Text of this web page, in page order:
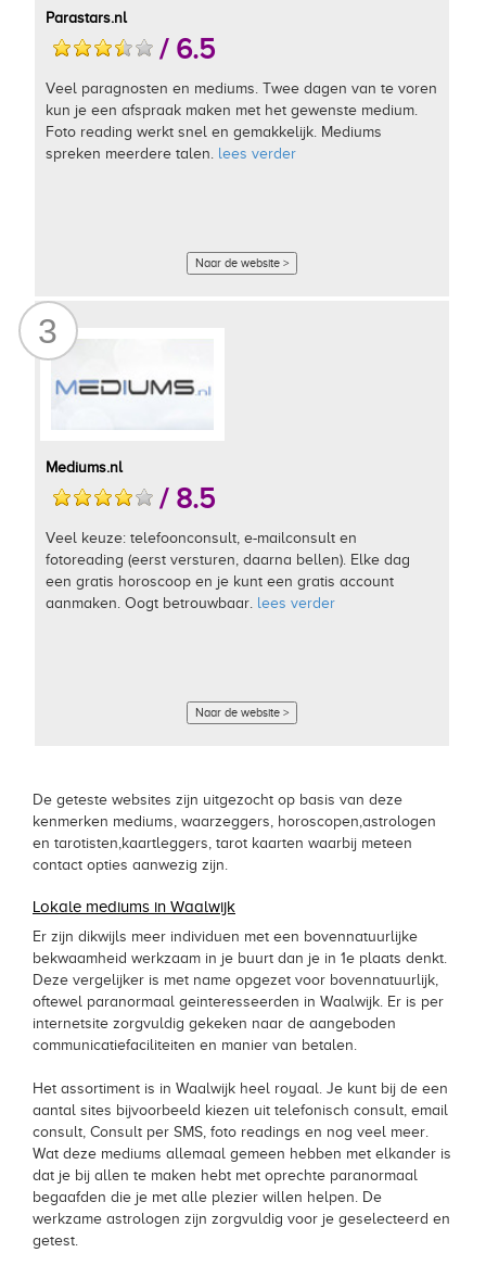
Parastars.nl
/ 6.5
Veel paragnosten en mediums. Twee dagen van te voren
kun je een afspraak maken met het gewenste medium.
Foto reading werkt snel en gemakkelijk. Mediums
spreken meerdere talen. lees verder
Naar de website >
3
Mediums.nl
/ 8.5
Veel keuze: telefoonconsult, e-mailconsult en
fotoreading (eerst versturen, daarna bellen). Elke dag
een gratis horoscoop en je kunt een gratis account
aanmaken. Oogt betrouwbaar. lees verder
Naar de website >
De geteste websites zijn uitgezocht op basis van deze
kenmerken mediums, waarzeggers, horoscopen,astrologen
en tarotisten,kaartleggers, tarot kaarten waarbij meteen
contact opties aanwezig zijn.
Lokale mediums in Waalwijk
Er zijn dikwijls meer individuen met een bovennatuurlijke
bekwaamheid werkzaam in je buurt dan je in 1e plaats denkt.
Deze vergelijker is met name opgezet voor bovennatuurlijk,
oftewel paranormaal geinteresseerden in Waalwijk. Er is per
internetsite zorgvuldig gekeken naar de aangeboden
communicatiefaciliteiten en manier van betalen.
Het assortiment is in Waalwijk heel royaal. Je kunt bij de een
aantal sites bijvoorbeeld kiezen uit telefonisch consult, email
consult, Consult per SMS, foto readings en nog veel meer.
Wat deze mediums allemaal gemeen hebben met elkander is
dat je bij allen te maken hebt met oprechte paranormaal
begaafden die je met alle plezier willen helpen. De
werkzame astrologen zijn zorgvuldig voor je geselecteerd en
getest.